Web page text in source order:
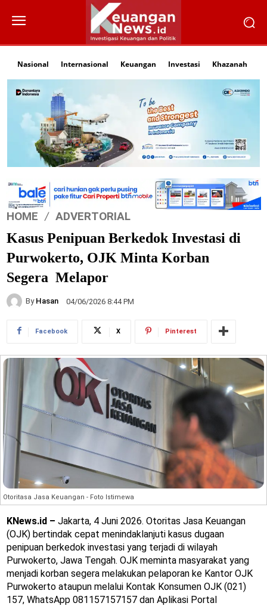
Nasional Internasional Keuangan Investasi Khazanah
HOME ADVERTORIAL
Kasus Penipuan Berkedok Investasi di
Purwokerto, OJK Minta Korban
Segera Melapor
By Hasan 04/06/2026 8:44 PM
Facebook X Pinterest
Otoritasa Jasa Keuangan - Foto Istimewa
KNews.id – Jakarta, 4 Juni 2026. Otoritas Jasa Keuangan
(OJK) bertindak cepat menindaklanjuti kasus dugaan
penipuan berkedok investasi yang terjadi di wilayah
Purwokerto, Jawa Tengah. OJK meminta masyarakat yang
menjadi korban segera melakukan pelaporan ke Kantor OJK
Purwokerto ataupun melalui Kontak Konsumen OJK (021)
157, WhatsApp 081157157157 dan Aplikasi Portal